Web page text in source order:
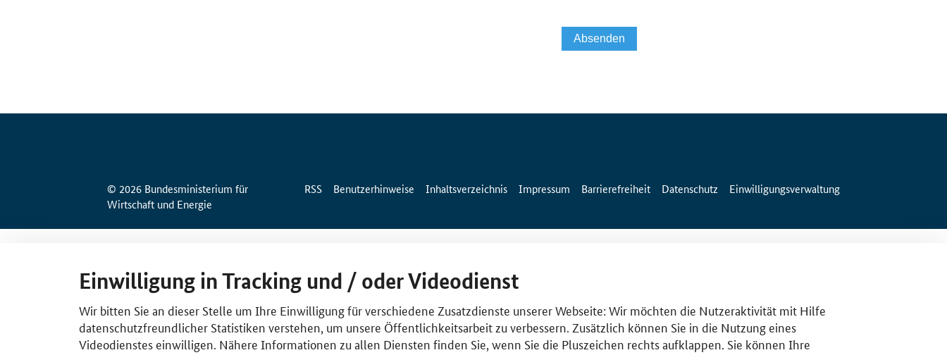
© 2026 Bundesministerium für
Wirtschaft und Energie
RSS Benutzerhinweise Inhaltsverzeichnis Impressum Barrierefreiheit Datenschutz Einwilligungsverwaltung
Einwilligung in Tracking und / oder Videodienst
Wir bitten Sie an dieser Stelle um Ihre Einwilligung für verschiedene Zusatzdienste unserer Webseite: Wir möchten die Nutzeraktivität mit Hilfe
datenschutzfreundlicher Statistiken verstehen, um unsere Öffentlichkeitsarbeit zu verbessern. Zusätzlich können Sie in die Nutzung eines
Videodienstes einwilligen. Nähere Informationen zu allen Diensten finden Sie, wenn Sie die Pluszeichen rechts aufklappen. Sie können Ihre